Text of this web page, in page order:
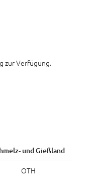
zur Verfügung.
und Gießland
OTH